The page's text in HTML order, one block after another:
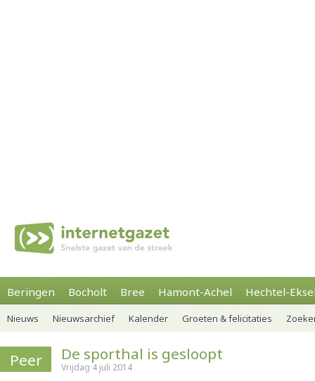
Beringen Bocholt Bree Hamont-Achel Hechtel-
Nieuws Nieuwsarchief Kalender Groeten & felicitaties
Peer De sporthal is gesloopt
Vrijdag 4 juli 2014